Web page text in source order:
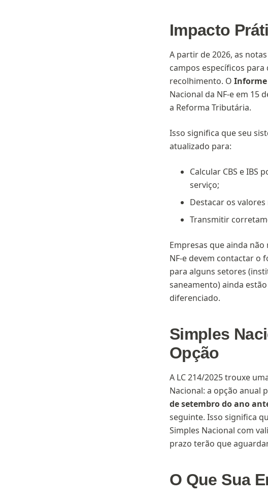
Impacto
A partir de 2026, as
campos específicos para
recolhimento. O Informe
Nacional da NF-e em 15
a Reforma Tributária.
Isso significa que seu
atualizado para:
Calcular CBS e IBS
serviço;
Destacar os
Transmitir
Empresas que ainda
NF-e devem contactar
para alguns setores
saneamento) ainda
diferenciado.
Simples
Opção
A LC 214/2025 trouxe
Nacional: a opção anual
de setembro do ano
seguinte. Isso significa
Simples Nacional com
prazo terão que
O Que Sua